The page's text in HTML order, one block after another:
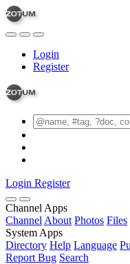
Login
Register
Login Register
Channel Apps
Channel About Photos Files
System Apps
Directory Help Language
Report Bug Search